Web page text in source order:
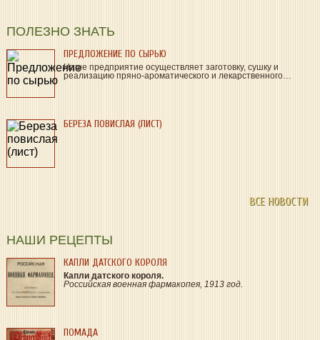
ПОЛЕЗНО ЗНАТЬ
ПРЕДЛОЖЕНИЕ ПО СЫРЬЮ
Наше предприятие осуществляет заготовку, сушку и
реализацию пряно-ароматического и лекарственного…
БЕРЕЗА ПОВИСЛАЯ (ЛИСТ)
ВСЕ НОВОСТИ
НАШИ РЕЦЕПТЫ
КАПЛИ ДАТСКОГО КОРОЛЯ
Капли датского короля.
Российская военная фармакопея, 1913 год.
ПОМАДА